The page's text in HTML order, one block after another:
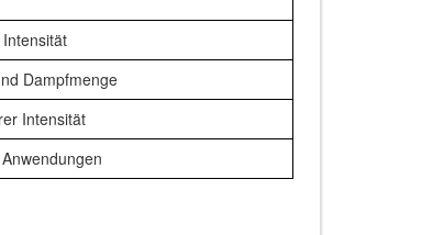
Dampfmenge
Intensität